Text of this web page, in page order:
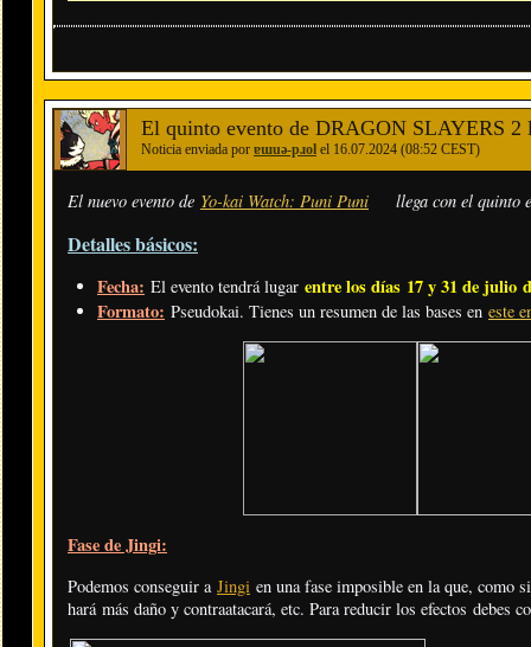
El quinto evento de DRAGON SLAYERS 2
Noticia enviada por ɐɯuǝ-pɹol el 16.07.2024 (08:52 CEST)
El nuevo evento de Yo-kai Watch: Puni Puni llega con el quinto
Detalles básicos:
Fecha: El evento tendrá lugar entre los días 17 y 31 de julio
Formato: Pseudokai. Tienes un resumen de las bases en este
Fase de Jingi:
Podemos conseguir a Jingi en una fase imposible en la que, como
hará más daño y contraatacará, etc. Para reducir los efectos